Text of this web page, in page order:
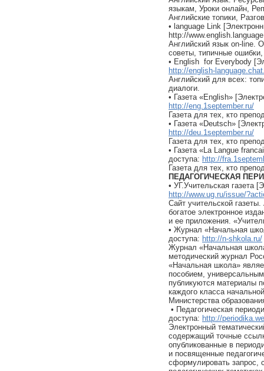
языкам, Уроки онлайн,
Английские топики,
• language Link
http://
Английский язык on-line.
советы, типичные
• English for Everybody
http://english-
Английский для всех:
диалоги.
• Газета «English»
http://eng.1september.ru/
Газета для тех, кто
• Газета «Deutsch»
http://deu.1september.ru/
Газета для тех, кто
• Газета «La Langue
доступа: http://
Газета для тех, кто
ПЕДАГОГИЧЕСКАЯ
• УГ.Учительская газета
http://www.ug.ru/issue/
Сайт учительской
богатое электронное
и ее приложения.
• Журнал «Начальная
доступа: http://n-shkola.ru/
Журнал «Начальная
методический журнал
«Начальная школа»
пособием,
публикуются материалы
каждого класса
Министерства
• Педагогическая
доступа: http://
Электронный
содержащий точные
опубликованные в
и посвященные
сформулировать запрос,